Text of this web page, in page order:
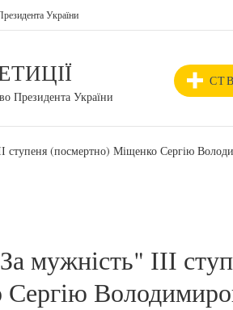
України
Президента України
ступеня (посмертно) Міщенко Сергію
мужність" ІІІ